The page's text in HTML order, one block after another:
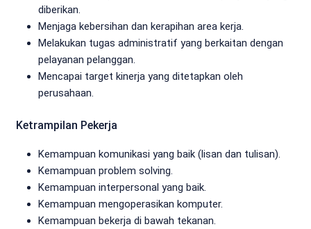
diberikan.
Menjaga kebersihan dan kerapihan area kerja.
Melakukan tugas administratif yang berkaitan dengan
pelayanan pelanggan.
Mencapai target kinerja yang ditetapkan oleh
perusahaan.
Ketrampilan Pekerja
Kemampuan komunikasi yang baik (lisan dan tulisan).
Kemampuan problem solving.
Kemampuan interpersonal yang baik.
Kemampuan mengoperasikan komputer.
Kemampuan bekerja di bawah tekanan.